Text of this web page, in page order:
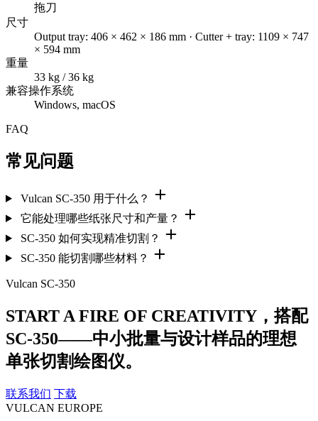
拖刀
尺寸
Output tray: 406 × 462 × 186 mm · Cutter + tray: 1109 × 747
× 594 mm
重量
33 kg / 36 kg
兼容操作系统
Windows, macOS
FAQ
常见问题
Vulcan SC-350 用于什么？
它能处理哪些纸张尺寸和产量？
SC-350 如何实现精准切割？
SC-350 能切割哪些材料？
Vulcan SC-350
START A FIRE OF CREATIVITY，搭配
SC-350——中小批量与设计样品的理想
单张切割绘图仪。
联系我们 下载
VULCAN EUROPE